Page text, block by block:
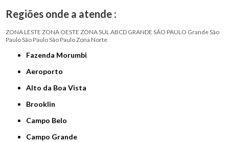
Regiões onde a atende :
ZONA LESTE ZONA OESTE ZONA SULABCD GRANDE SÃO PAULO Grande São
PauloSão PauloSão PauloZona Norte
Fazenda Morumbi
Aeroporto
Alto da Boa Vista
Brooklin
Campo Belo
Campo Grande